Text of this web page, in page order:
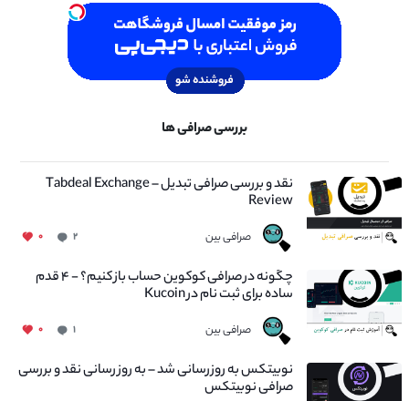
بررسی صرافی ها
نقد و بررسی صرافی تبدیل – Tabdeal Exchange
Review
صرافی بین ۲ ۰
چگونه در صرافی کوکوین حساب باز کنیم؟ - ۴ قدم
ساده برای ثبت نام در Kucoin
صرافی بین ۱ ۰
نوبیتکس به روزرسانی شد – به روز رسانی نقد و بررسی
صرافی نوبیتکس